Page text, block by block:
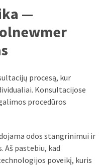
—
procesą, kur
Konsultacijose
procedūros
odos stangrinimui ir
pastebiu, kad
poveikį, kuris